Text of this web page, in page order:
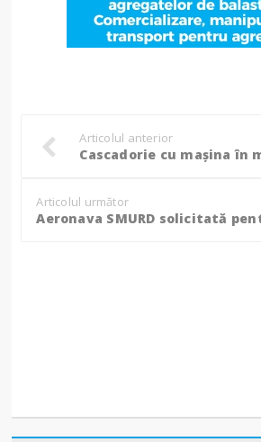
Articolul anterior
Articolul următor